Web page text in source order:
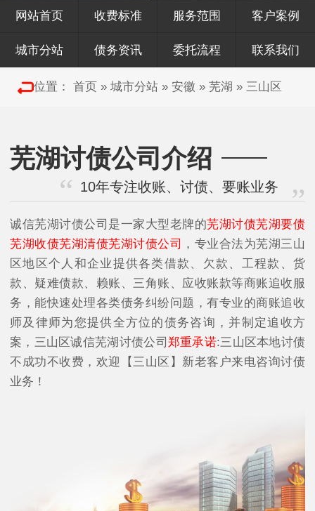
网站首页 收费标准 服务范围 客户案例
城市分站 债务资讯 委托流程 联系我们
位置： 首页» 城市分站» 安徽 » 芜湖 » 三山区
芜湖讨债公司介绍
10年专注收账、讨债、要账业务
诚信芜湖讨债公司是一家大型老牌的芜湖讨债芜湖要债
芜湖收债芜湖清债芜湖讨债公司 ，专业合法为芜湖三山
区地区个人和企业提供各类借款、欠款、工程款、货
款、疑难债款、赖账、三角账、应收账款等商账追收服
务，能快速处理各类债务纠纷问题，有专业的商账追收
师及律师为您提供全方位的债务咨询，并制定追收方
案，三山区诚信芜湖讨债公司 郑重承诺:三山区本地讨债
不成功不收费，欢迎【三山区】新老客户来电咨询讨债
业务！